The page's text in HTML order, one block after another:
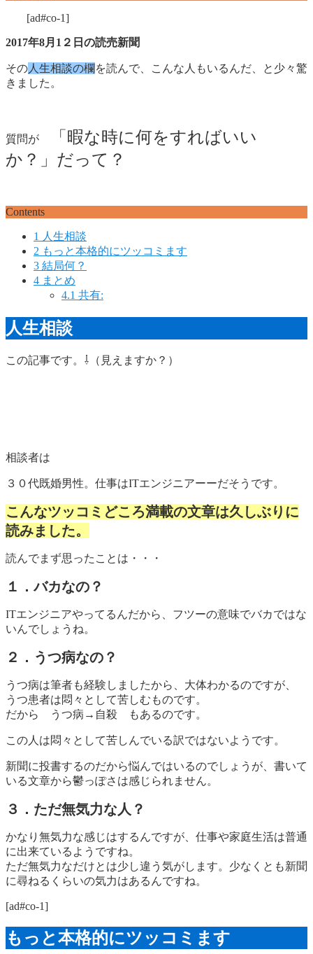
[ad#co-1]
2017年8月1２日の読売新聞
その 人生相談の欄を読んで、こんな人もいるんだ、と少々驚
きました。
質問が
「暇な時に何をすればいい
か？」だって？
Contents
1 人生相談
2 もっと本格的にツッコミます
3 結局何？
4 まとめ
4.1 共有:
人生相談
この記事です。⇩（見えますか？）
相談者は
３０代既婚男性。仕事はITエンジニアーーだそうです。
こんなツッコミどころ満載の文章は久しぶりに
読みました。
読んでまず思ったことは・・・
１．バカなの？
ITエンジニアやってるんだから、フツーの意味でバカではな
いんでしょうね。
２．うつ病なの？
うつ病は筆者も経験しましたから、大体わかるのですが、
うつ患者は悶々として苦しむものです。
だから うつ病→自殺 もあるのです。
この人は悶々として苦しんでいる訳ではないようです。
新聞に投書するのだから悩んではいるのでしょうが、書いて
いる文章から鬱っぽさは感じられません。
３．ただ無気力な人？
かなり無気力な感じはするんですが、仕事や家庭生活は普通
に出来ているようですね。
ただ無気力なだけとは少し違う気がします。少なくとも新聞
に尋ねるくらいの気力はあるんですね。
[ad#co-1]
もっと本格的にツッコミます